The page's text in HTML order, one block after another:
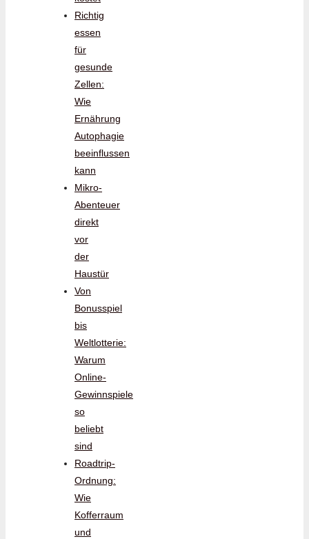
Richtig
essen
für
gesunde
Zellen:
Wie
Ernährung
Autophagie
beeinflussen
kann
Mikro-
Abenteuer
direkt
vor
der
Haustür
Von
Bonusspiel
bis
Weltlotterie:
Warum
Online-
Gewinnspiele
so
beliebt
sind
Roadtrip-
Ordnung:
Wie
Kofferraum
und